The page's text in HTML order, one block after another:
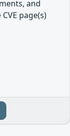
and
page(s)